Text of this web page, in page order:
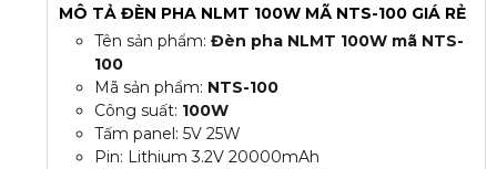
MÔ TẢ ĐÈN PHA NLMT 100W MÃ NTS-100 GIÁ RẺ
Tên sản phẩm: Đèn pha NLMT 100W mã NTS-
100
Mã sản phẩm: NTS-100
Công suất: 100W
Tấm panel: 5V 25W
Pin: Lithium 3.2V 20000mAh